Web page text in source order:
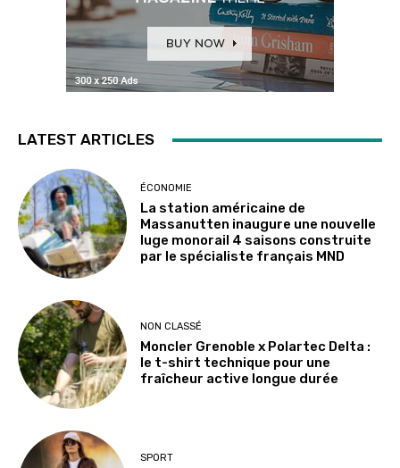
LATEST ARTICLES
ÉCONOMIE
La station américaine de
Massanutten inaugure une nouvelle
luge monorail 4 saisons construite
par le spécialiste français MND
NON CLASSÉ
Moncler Grenoble x Polartec Delta :
le t-shirt technique pour une
fraîcheur active longue durée
SPORT